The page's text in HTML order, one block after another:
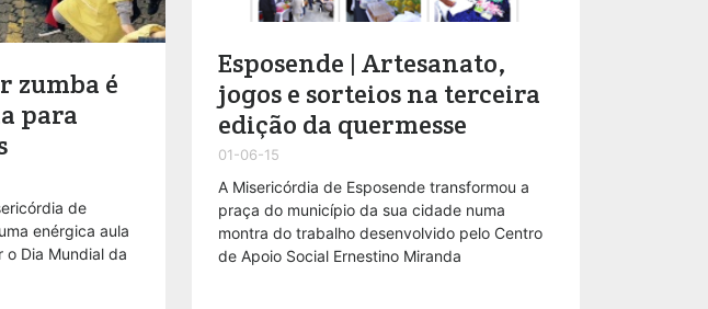
zumba é
para
de
enérgica aula
Dia Mundial da
Esposende | Artesanato,
jogos e sorteios na terceira
edição da quermesse
01-06-15
A Misericórdia de Esposende transformou a
praça do município da sua cidade numa
montra do trabalho desenvolvido pelo Centro
de Apoio Social Ernestino Miranda